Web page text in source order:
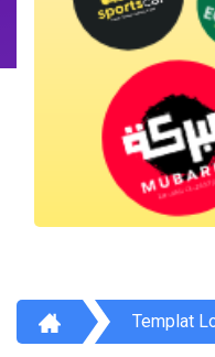
Templat